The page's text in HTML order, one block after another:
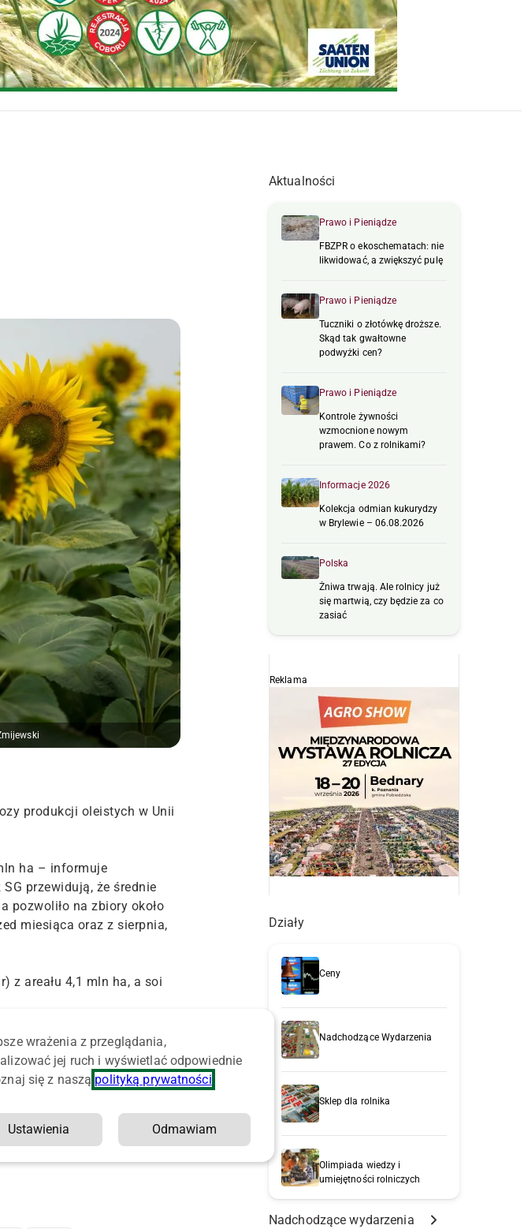
produkcji oleistych w Unii
ha – informuje
przewidują, że średnie
pozwoliło na zbiory około
miesiąca oraz z sierpnia,
z areału 4,1 mln ha, a soi
Aktualności
Prawo i Pieniądze
FBZPR o ekoschematach: nie
likwidować, a zwiększyć pulę
Prawo i Pieniądze
Tuczniki o złotówkę droższe.
Skąd tak gwałtowne
podwyżki cen?
Prawo i Pieniądze
Kontrole żywności
wzmocnione nowym
prawem. Co z rolnikami?
Informacje 2026
Kolekcja odmian kukurydzy
w Brylewie – 06.08.2026
Polska
Żniwa trwają. Ale rolnicy już
się martwią, czy będzie za co
zasiać
Reklama
Działy
Ceny
Nadchodzące Wydarzenia
Sklep dla rolnika
Olimpiada wiedzy i
umiejętności rolniczych
Nadchodzące wydarzenia
wrażenia z przeglądania,
jej ruch i wyświetlać odpowiednie
się z naszą polityką prywatności
Ustawienia Odmawiam